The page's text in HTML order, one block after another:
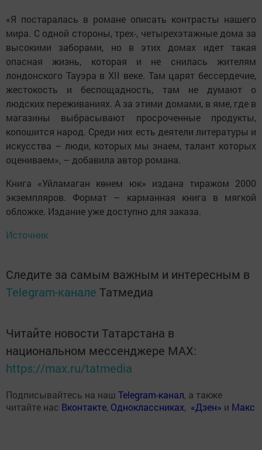
«Я постаралась в романе описать контрасты нашего
мира. С одной стороны, трех-, четырехэтажные дома за
высокими заборами, но в этих домах идет такая
опасная жизнь, которая и не снилась жителям
лондонского Тауэра в XII веке. Там царят бессердечие,
жестокость и беспощадность, там не думают о
людских переживаниях. А за этими домами, в яме, где в
магазины выбрасывают просроченные продукты,
копошится народ. Среди них есть деятели литературы и
искусства – люди, которых мы знаем, талант которых
оцениваем», – добавила автор романа.
Книга «Уйламаган көнем юк» издана тиражом 2000
экземпляров. Формат – карманная книга в мягкой
обложке. Издание уже доступно для заказа.
Источник
Следите за самым важным и интересным в
Telegram-канале Татмедиа
Читайте новости Татарстана в
национальном мессенджере MАХ:
https://max.ru/tatmedia
Подписывайтесь на наш Telegram-канал, а также
читайте нас Вконтакте, Одноклассниках, «Дзен» и Макс